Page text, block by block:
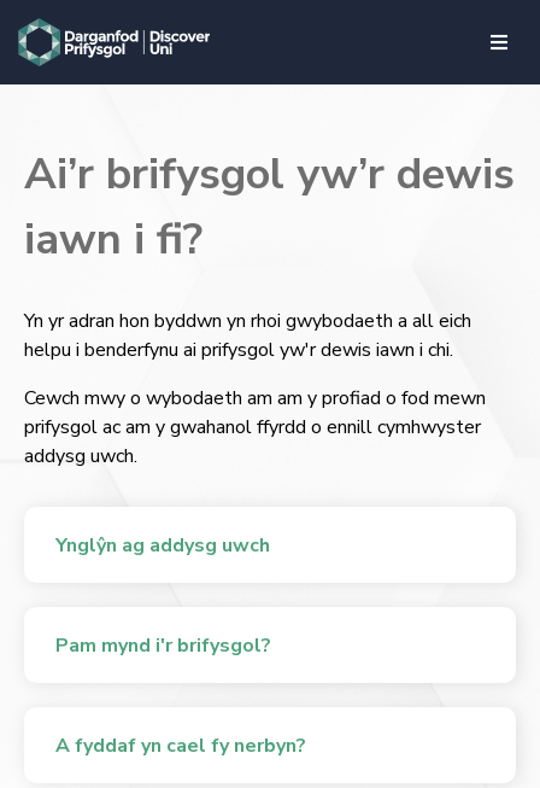
skip to main content
Ai’r brifysgol yw’r dewis
iawn i fi?
Yn yr adran hon byddwn yn rhoi gwybodaeth a all eich
helpu i benderfynu ai prifysgol yw'r dewis iawn i chi.
Cewch mwy o wybodaeth am am y profiad o fod mewn
prifysgol ac am y gwahanol ffyrdd o ennill cymhwyster
addysg uwch.
Ynglŷn ag addysg uwch
Pam mynd i'r brifysgol?
A fyddaf yn cael fy nerbyn?